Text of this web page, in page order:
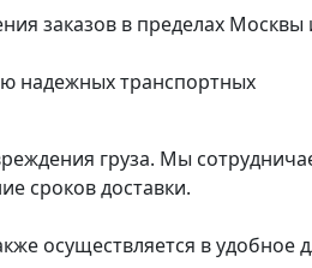
заказов в пределах
надежных транспортных
груза. Мы
сроков доставки.
осуществляется в удобное